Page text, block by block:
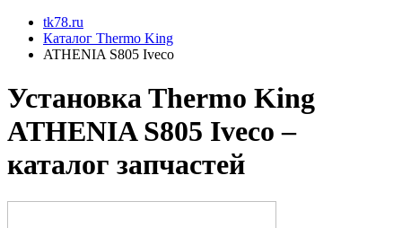
tk78.ru
Каталог Thermo King
ATHENIA S805 Iveco
Установкa Thermo King
ATHENIA S805 Iveco –
каталог запчастей